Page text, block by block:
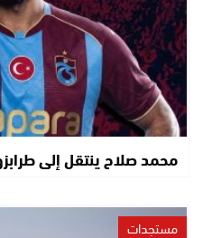
محمد صلاح ينتقل إلى
مستجدات